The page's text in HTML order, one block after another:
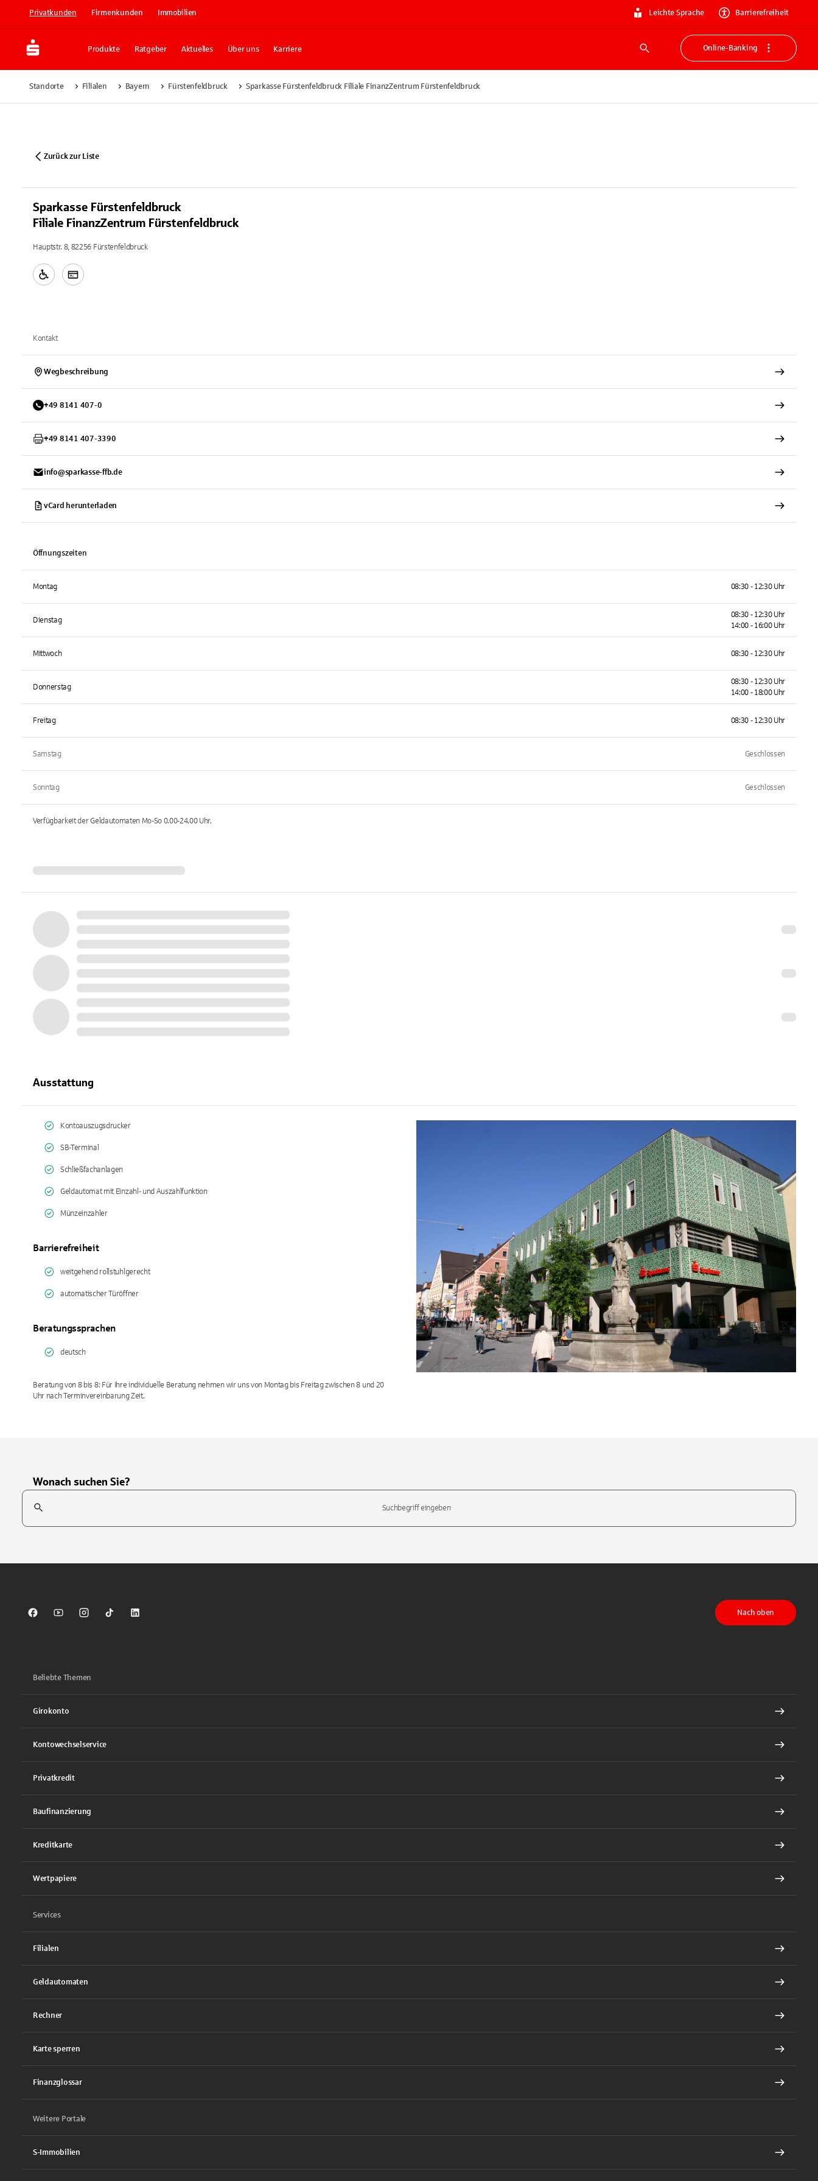
Privatkunden Firmenkunden Immobilien Leichte Sprache Barrierefreiheit
Produkte Ratgeber Aktuelles Über uns Karriere
Suche
Online-Banking
Standorte Filialen Bayern Fürstenfeldbruck Sparkasse Fürstenfeldbruck Filiale FinanzZentrum Fürstenfeldbruck
Zurück zur Liste
Sparkasse Fürstenfeldbruck
Filiale FinanzZentrum Fürstenfeldbruck
Hauptstr. 8, 82256 Fürstenfeldbruck
Kontakt
Wegbeschreibung
+49 8141 407-0
+49 8141 407-3390
info@sparkasse-ffb.de
vCard herunterladen
Öffnungszeiten
Montag 08:30 - 12:30 Uhr
Dienstag
08:30 - 12:30 Uhr
14:00 - 16:00 Uhr
Mittwoch 08:30 - 12:30 Uhr
Donnerstag
08:30 - 12:30 Uhr
14:00 - 18:00 Uhr
Freitag 08:30 - 12:30 Uhr
Samstag Geschlossen
Sonntag Geschlossen
Verfügbarkeit der Geldautomaten Mo-So 0.00-24.00Uhr.
Ausstattung
Kontoauszugsdrucker
SB-Terminal
Schließfachanlagen
Geldautomat mit Einzahl- und Auszahlfunktion
Münzeinzahler
Barrierefreiheit
weitgehend rollstuhlgerecht
automatischer Türöffner
Beratungssprachen
deutsch
Beratung von 8 bis 8: Für Ihre individuelle Beratung nehmen wir uns von Montag bis Freitag zwischen 8 und 20
Uhr nach Terminvereinbarung Zeit.
Wonach suchen Sie?
Suchfeld
Sparkasse auf Facebook
Sparkasse auf Youtube
Sparkasse auf Instagram
Sparkasse auf TikTok
Sparkasse auf LinkedIn
Nach oben
Beliebte Themen
Girokonto
Kontowechselservice
Privatkredit
Baufinanzierung
Kreditkarte
Wertpapiere
Services
Filialen
Geldautomaten
Rechner
Karte sperren
Finanzglossar
Weitere Portale
S-Immobilien